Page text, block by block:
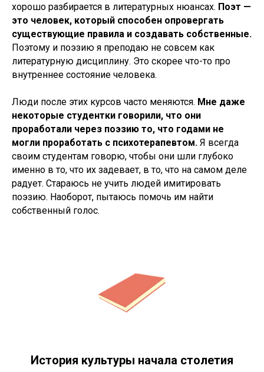
хорошо разбирается в литературных нюансах. Поэт —
это человек, который способен опровергать
существующие правила и создавать собственные.
Поэтому и поэзию я преподаю не совсем как
литературную дисциплину. Это скорее что-то про
внутреннее состояние человека.
Люди после этих курсов часто меняются. Мне даже
некоторые студентки говорили, что они
проработали через поэзию то, что годами не
могли проработать с психотерапевтом. Я всегда
своим студентам говорю, чтобы они шли глубоко
именно в то, что их задевает, в то, что на самом деле
радует. Стараюсь не учить людей имитировать
поэзию. Наоборот, пытаюсь помочь им найти
собственный голос.
История культуры начала столетия